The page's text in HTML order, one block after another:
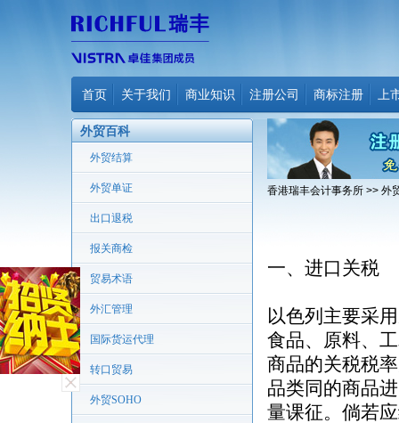
首页 关于我们 商业知识 注册公司 商标注册 上
外贸百科
外贸结算
外贸单证
出口退税
报关商检
贸易术语
外汇管理
国际货运代理
转口贸易
外贸SOHO
香港瑞丰会计事务所 >> 外
一、进口关税
以色列主要采
食品、原料、
商品的关税税
品类同的商品
量课征。倘若